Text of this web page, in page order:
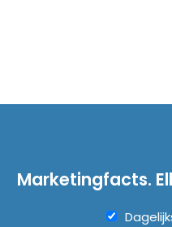
Marketingfacts.